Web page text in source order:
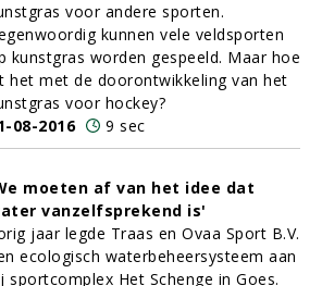
voor andere sporten.
kunnen vele veldsporten
kunstgras worden gespeeld. Maar hoe
het met de doorontwikkeling van het
voor hockey?
08-2016
9 sec
moeten af van het idee dat
vanzelfsprekend is'
jaar legde Traas en Ovaa Sport B.V.
ecologisch waterbeheersysteem aan
sportcomplex Het Schenge in Goes.